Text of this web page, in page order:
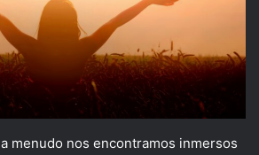
menudo nos encontramos inmersos